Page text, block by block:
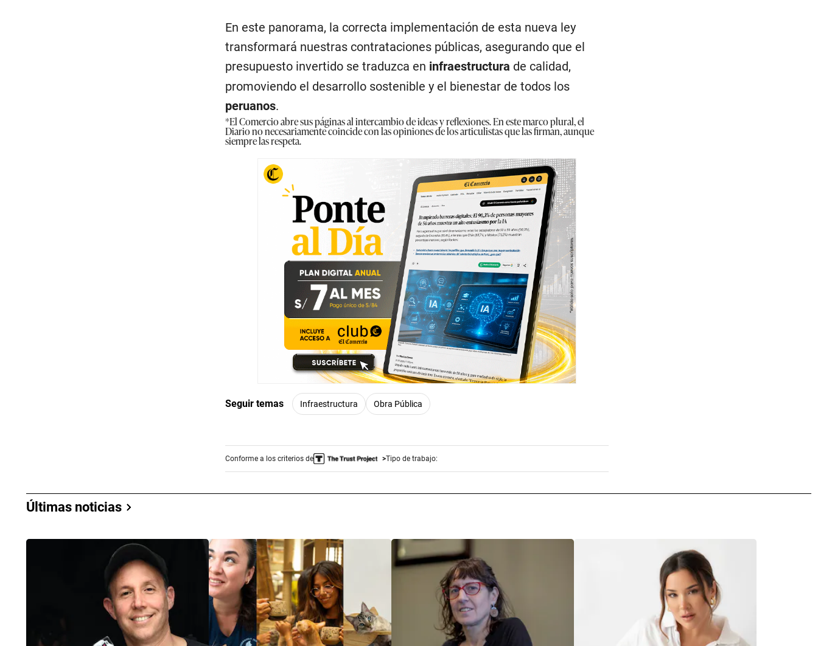
En este panorama, la correcta implementación de esta nueva ley
transformará nuestras contrataciones públicas, asegurando que el
presupuesto invertido se traduzca en infraestructura de calidad,
promoviendo el desarrollo sostenible y el bienestar de todos los
peruanos.
*El Comercio abre sus páginas al intercambio de ideas y reflexiones. En este marco plural, el
Diario no necesariamente coincide con las opiniones de los articulistas que las firman, aunque
siempre las respeta.
Seguir temas Infraestructura Obra Pública
Conforme a los criterios de Tipo de trabajo:
Últimas noticias